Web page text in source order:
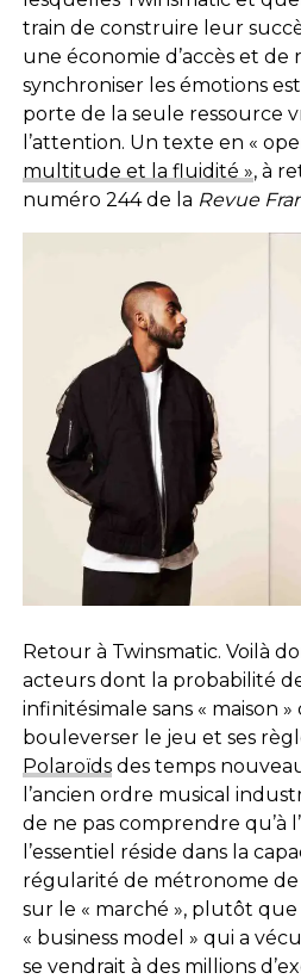
train de construire leur
une économie d’accès et de
synchroniser les émotions
porte de la seule ressource
l’attention. Un texte en «
multitude et la fluidité », à
numéro 244 de la Revue
Retour à Twinsmatic. Voilà
acteurs dont la probabilité
infinitésimale sans « maison
bouleverser le jeu et ses
Polaroïdsdes temps
l’ancien ordre musical
de ne pas comprendre qu’à
l’essentiel réside dans la
régularité de métronome
sur le « marché », plutôt
« business model » qui a
se vendrait à des millions